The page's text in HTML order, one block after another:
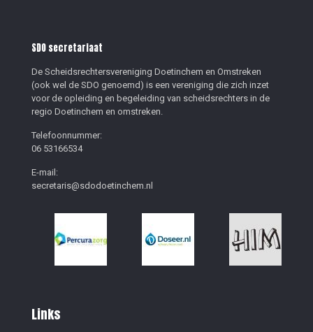
SDO secretariaat
De Scheidsrechtersvereniging Doetinchem en Omstreken
(ook wel de SDO genoemd) is een vereniging die zich inzet
voor de opleiding en begeleiding van scheidsrechters in de
regio Doetinchem en omstreken.
Telefoonnummer:
06 53166534
E-mail:
secretaris@sdodoetinchem.nl
Links